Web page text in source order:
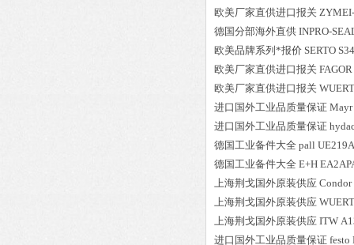
欧美厂家直供进口报关
德国分部海外直供 INPRO-
欧美品牌系列*报价 SERTO
欧美厂家直供进口报关
欧美厂家直供进口报关
进口国外工业品质量保证 Mayr
进口国外工业品质量保证
德国工业备件大全 pall
德国工业备件大全 E+H
上海荆戈国外原装供应 Condor
上海荆戈国外原装供应
上海荆戈国外原装供应 ITW
进口国外工业品质量保证 festo